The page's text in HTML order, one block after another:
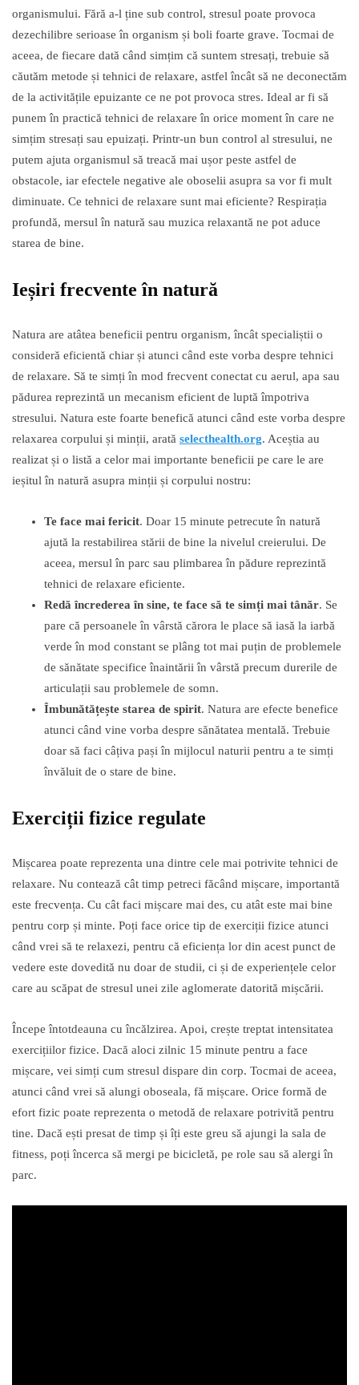
organismului. Fără a-l ține sub control, stresul poate provoca
dezechilibre serioase în organism și boli foarte grave. Tocmai de
aceea, de fiecare dată când simțim că suntem stresați, trebuie să
căutăm metode și tehnici de relaxare, astfel încât să ne deconectăm
de la activitățile epuizante ce ne pot provoca stres. Ideal ar fi să
punem în practică tehnici de relaxare în orice moment în care ne
simțim stresați sau epuizați. Printr-un bun control al stresului, ne
putem ajuta organismul să treacă mai ușor peste astfel de
obstacole, iar efectele negative ale oboselii asupra sa vor fi mult
diminuate. Ce tehnici de relaxare sunt mai eficiente? Respirația
profundă, mersul în natură sau muzica relaxantă ne pot aduce
starea de bine.
Ieșiri frecvente în natură
Natura are atâtea beneficii pentru organism, încât specialiștii o
consideră eficientă chiar și atunci când este vorba despre tehnici
de relaxare. Să te simți în mod frecvent conectat cu aerul, apa sau
pădurea reprezintă un mecanism eficient de luptă împotriva
stresului. Natura este foarte benefică atunci când este vorba despre
relaxarea corpului și minții, arată selecthealth.org. Aceștia au
realizat și o listă a celor mai importante beneficii pe care le are
ieșitul în natură asupra minții și corpului nostru:
Te face mai fericit. Doar 15 minute petrecute în natură
ajută la restabilirea stării de bine la nivelul creierului. De
aceea, mersul în parc sau plimbarea în pădure reprezintă
tehnici de relaxare eficiente.
Redă încrederea în sine, te face să te simți mai tânăr. Se
pare că persoanele în vârstă cărora le place să iasă la iarbă
verde în mod constant se plâng tot mai puțin de problemele
de sănătate specifice înaintării în vârstă precum durerile de
articulații sau problemele de somn.
Îmbunătățește starea de spirit. Natura are efecte benefice
atunci când vine vorba despre sănătatea mentală. Trebuie
doar să faci câțiva pași în mijlocul naturii pentru a te simți
învăluit de o stare de bine.
Exerciții fizice regulate
Mișcarea poate reprezenta una dintre cele mai potrivite tehnici de
relaxare. Nu contează cât timp petreci făcând mișcare, importantă
este frecvența. Cu cât faci mișcare mai des, cu atât este mai bine
pentru corp și minte. Poți face orice tip de exerciții fizice atunci
când vrei să te relaxezi, pentru că eficiența lor din acest punct de
vedere este dovedită nu doar de studii, ci și de experiențele celor
care au scăpat de stresul unei zile aglomerate datorită mișcării.
Începe întotdeauna cu încălzirea. Apoi, crește treptat intensitatea
exercițiilor fizice. Dacă aloci zilnic 15 minute pentru a face
mișcare, vei simți cum stresul dispare din corp. Tocmai de aceea,
atunci când vrei să alungi oboseala, fă mișcare. Orice formă de
efort fizic poate reprezenta o metodă de relaxare potrivită pentru
tine. Dacă ești presat de timp și îți este greu să ajungi la sala de
fitness, poți încerca să mergi pe bicicletă, pe role sau să alergi în
parc.